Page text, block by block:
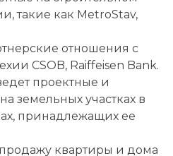
такие как MetroStav,
отношения с
CSOB, Raiffeisen Bank.
проектные и
земельных участках в
принадлежащих ее
квартиры и дома